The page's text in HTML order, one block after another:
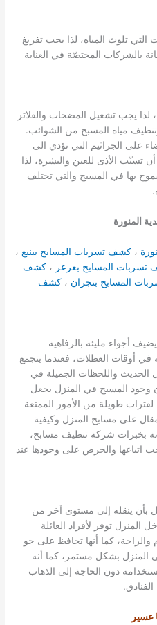
تلوث المياه، لذا يجب تفريغ
بالشركات المختصّة في العناية
لذا يجب تشغيل المضخات والفلاتر
لتكرير وتنظيف مياه المسبح من الشوائب.
على الجراثيم التي تؤدي الى
تسبّب الأذى للعين والبشرة، لذا
بها في المسبح والتي تختلف
المنورة
،كشف تسربات المسابح بينبع ،
المسابح بعرعر ،كشف
المسابح بنجران ، كشف
أجواء مليئة بالرفاهية
في أوقات العطلات، فعندما يتجمع
الحديث واللحظات الجميلة في
وجود المسبح في المنزل يجعل
طويلة من الأمور الممتعة
على مسابح المنزل وكيفية
بخبرات شركة تنظيف مسابح،
اتباعها والحرص على وجودها عند
بأن ينقله إلى مستوى آخر من
المنزل توفر لأفراد العائلة
والراحة، كما أنها تحافظ على جو
المنزل بشكل مستمر، كما أنه
دون الحاجة إلى الذهاب
عسير